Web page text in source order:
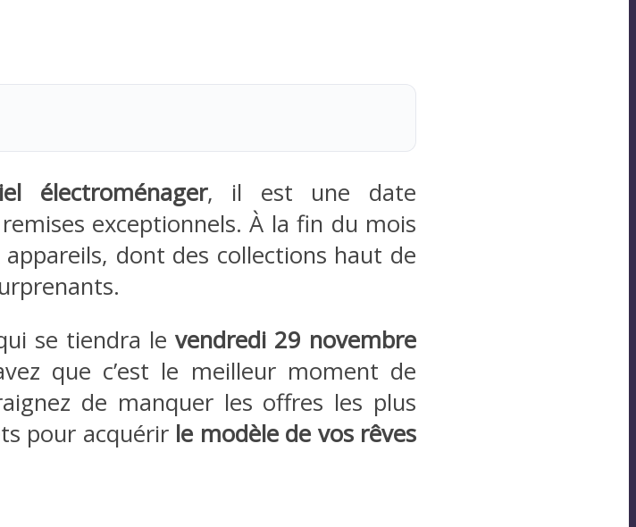
électroménager, il est une date
exceptionnels. À la fin du mois
dont des collections haut de
se tiendra levendredi 29 novembre
que c’est le meilleur moment de
de manquer les offres les plus
pour acquérir le modèle de vos rêves